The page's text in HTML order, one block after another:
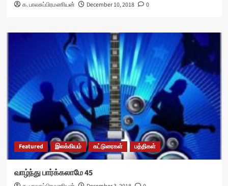
க. பாலசுப்பிரமணியன் December 10, 2018 0
Featured இலக்கியம் கட்டுரைகள் பத்திகள்
வாழ்ந்து பார்க்கலாமே 45